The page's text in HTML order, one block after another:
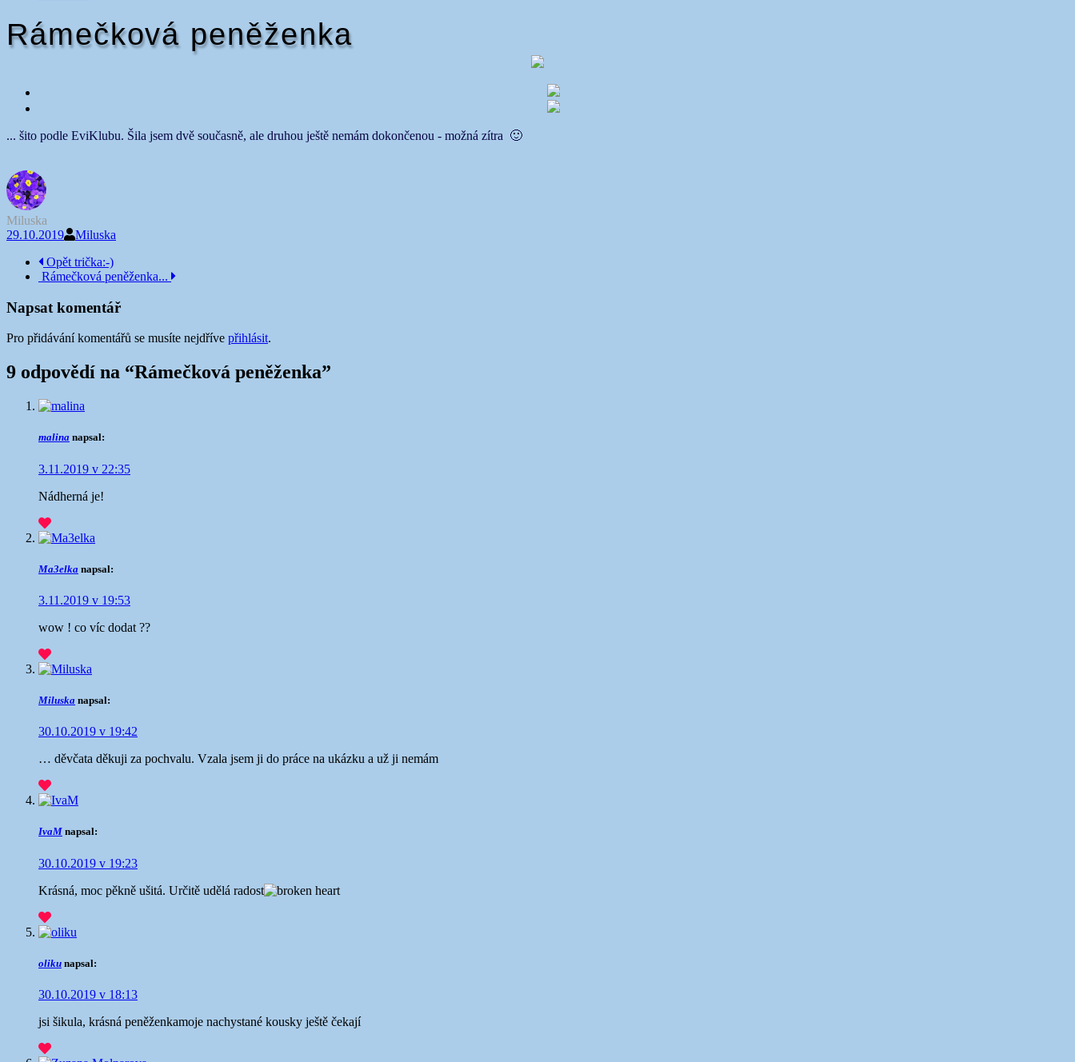
Rámečková peněženka
... šito podle EviKlubu. Šila jsem dvě současně, ale druhou ještě nemám dokončenou - možná zítra 🙂
Miluska
29.10.2019
Miluska
Navigace
příspěvku
Opět trička:-)
Rámečková peněženka...
Napsat komentář
Pro přidávání komentářů se musíte nejdříve přihlásit.
9 odpovědí na “Rámečková peněženka”
malina napsal:
3.11.2019 v 22:35
Nádherná je!
Ma3elka napsal:
3.11.2019 v 19:53
wow ! co víc dodat ??
Miluska napsal:
30.10.2019 v 19:42
… děvčata děkuji za pochvalu. Vzala jsem ji do práce na ukázku a už ji nemám
IvaM napsal:
30.10.2019 v 19:23
Krásná, moc pěkně ušitá. Určitě udělá radost
oliku napsal:
30.10.2019 v 18:13
jsi šikula, krásná peněženkamoje nachystané kousky ještě čekají